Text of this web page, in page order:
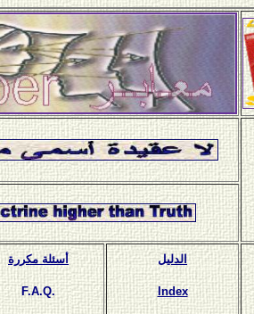
أسئلة مكررة
F.A.Q.
الدليل
Index